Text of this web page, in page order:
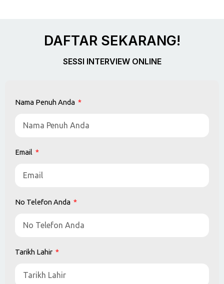
No Telefon Anda
Tarikh Lahir
Tahap Pendidikan
Anda menetap di negeri/daerah